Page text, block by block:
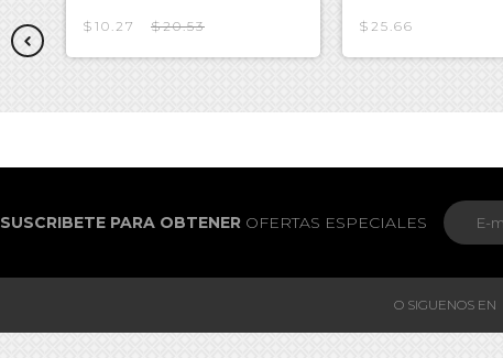
$10.27 $20.53 $25.66
SUSCRIBETE PARA OBTENEROFERTAS ESPECIALES
O SIGUENOS EN